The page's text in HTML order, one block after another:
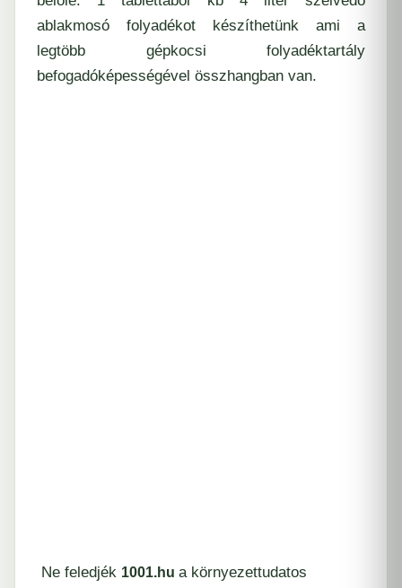
ablakmosó folyadékot készíthetünk ami a
legtöbb gépkocsi folyadéktartály
befogadóképességével összhangban van.
Ne feledjék 1001.hu a környezettudatos